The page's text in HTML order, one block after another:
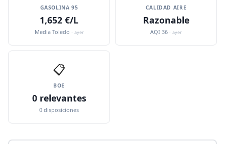
GASOLINA 95
1,652 €/L
Media Toledo · ayer
CALIDAD AIRE
Razonable
AQI 36 · ayer
📋
BOE
0 relevantes
0 disposiciones